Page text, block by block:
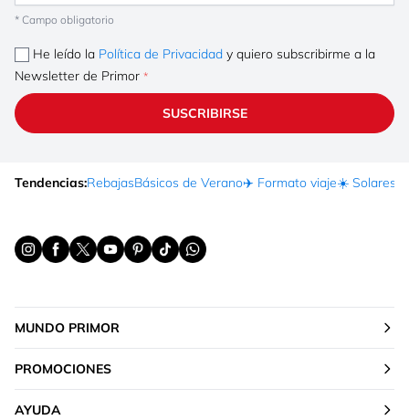
* Campo obligatorio
He leído la Política de Privacidad y quiero subscribirme a la
Newsletter de Primor
SUSCRIBIRSE
Tendencias:RebajasBásicos de Verano✈️ Formato viaje☀️ Solares
MUNDO PRIMOR
PROMOCIONES
AYUDA